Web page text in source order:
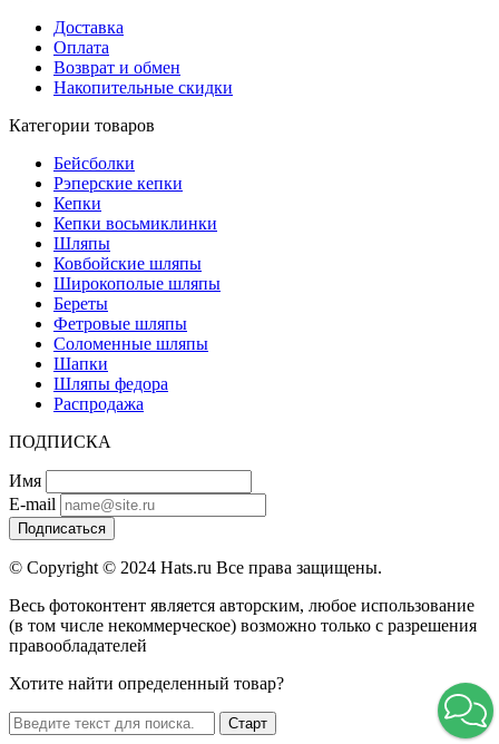
Доставка
Оплата
Возврат и обмен
Накопительные скидки
Категории товаров
Бейсболки
Рэперские кепки
Кепки
Кепки восьмиклинки
Шляпы
Ковбойские шляпы
Широкополые шляпы
Береты
Фетровые шляпы
Соломенные шляпы
Шапки
Шляпы федора
Распродажа
ПОДПИСКА
Имя
E-mail
Подписаться
© Copyright © 2024 Hats.ru Все права защищены.
Весь фотоконтент является авторским, любое использование
(в том числе некоммерческое) возможно только с разрешения
правообладателей
Хотите найти определенный товар?
Старт